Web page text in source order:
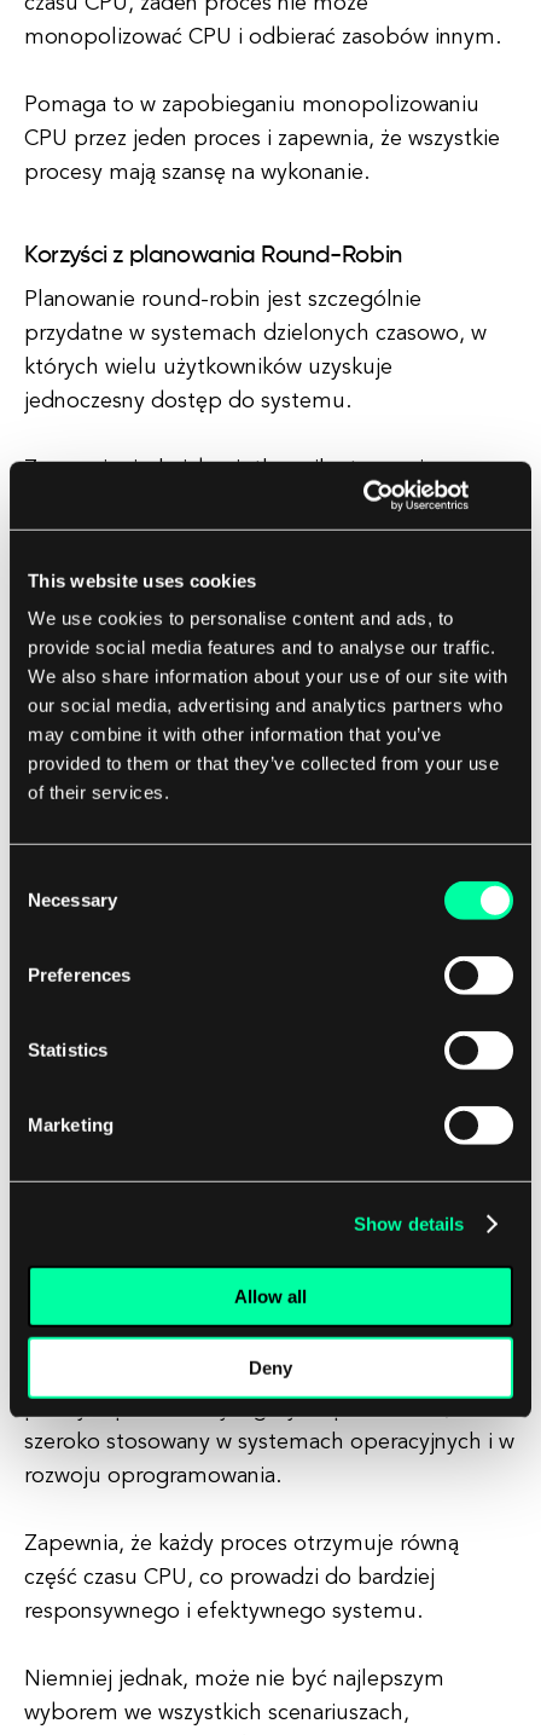
This website uses cookies
We use cookies to personalise content and ads, to
provide social media features and to analyse our traffic.
We also share information about your use of our site with
our social media, advertising and analytics partners who
may combine it with other information that you’ve
provided to them or that they’ve collected from your use
of their services.
Selection
Necessary
Preferences
Statistics
Marketing
Show details
Allow all
Deny
monopolizować CPU i odbierać zasobów innym.
Pomaga to w zapobieganiu monopolizowaniu
CPU przez jeden proces i zapewnia, że wszystkie
procesy mają szansę na wykonanie.
Korzyści z planowania Round-Robin
Planowanie round-robin jest szczególnie
przydatne w systemach dzielonych czasowo, w
których wielu użytkowników uzyskuje
jednoczesny dostęp do systemu.
Zapewnia, że każdy użytkownik otrzymuje
uczciwą część czasu CPU, co prowadzi do bardziej
responsywnego i efektywnego systemu. Inną
zaletą planowania round-robin jest jego zdolność
związanych z CPU, jak i procesów związanych z
operacjami wejścia/wyjścia.
Procesy związane z CPU otrzymują uczciwą część
czasu CPU, podczas gdy procesy związane z I/O
Wady planowania Round-Robin
sprawiedliwe i efektywne, może nie być
Jedną z głównych wad planowania round-robin
jest jego nieskuteczność w obsłudze procesów o
przydzielony mu kwant, może dojść do częstego
przełączania kontekstu, co prowadzi do
dodatkowych obciążeń i zmniejszenia wydajności.
Podsumowując, planowanie round-robin to
szeroko stosowany w systemach operacyjnych i w
rozwoju oprogramowania.
Zapewnia, że każdy proces otrzymuje równą
część czasu CPU, co prowadzi do bardziej
responsywnego i efektywnego systemu.
Niemniej jednak, może nie być najlepszym
wyborem we wszystkich scenariuszach,